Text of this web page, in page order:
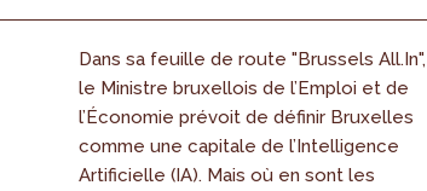
Dans sa feuille de route "Brussels All.In",
le Ministre bruxellois de l’Emploi et de
l’Économie prévoit de définir Bruxelles
comme une capitale de l’Intelligence
Artificielle (IA). Mais où en sont les